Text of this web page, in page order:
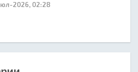
2026, 02:28